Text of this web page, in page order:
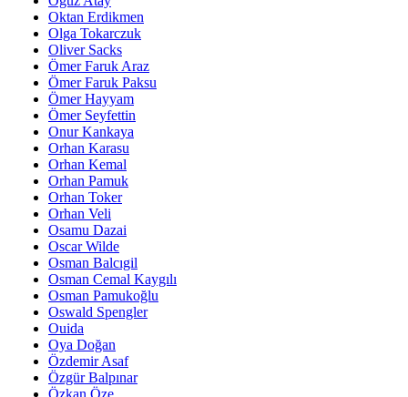
Oktan Erdikmen
Olga Tokarczuk
Oliver Sacks
Ömer Faruk Araz
Ömer Faruk Paksu
Ömer Hayyam
Ömer Seyfettin
Onur Kankaya
Orhan Karasu
Orhan Kemal
Orhan Pamuk
Orhan Toker
Orhan Veli
Osamu Dazai
Oscar Wilde
Osman Balcıgil
Osman Cemal Kaygılı
Osman Pamukoğlu
Oswald Spengler
Ouida
Oya Doğan
Özdemir Asaf
Özgür Balpınar